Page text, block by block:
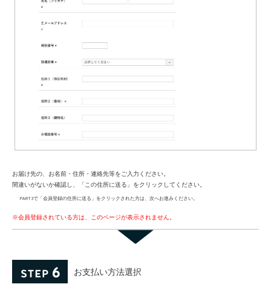
お届け先の、お名前・住所・連絡先等をご入力ください。
間違いがないか確認し、「この住所に送る」をクリックしてください。
PART3で「会員登録の住所に送る」をクリックされた方は、次へお進みください。
※会員登録されている方は、このページが表示されません。
お支払い方法選択